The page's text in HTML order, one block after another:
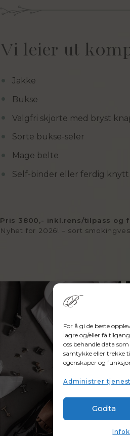
For å gi de beste
lagre og/eller få
oss behandle data
samtykke eller trekke
egenskaper og
Administrer
Godta
Vi leier ut
Jakke
Bukse
Valgfri skjorte med bryst
Sorte bukse-seler
Mage belte
Self-binder eller ferdig
Pris 3800,- inkl.rens/tilpass og
Nyhet for 2026! – sort